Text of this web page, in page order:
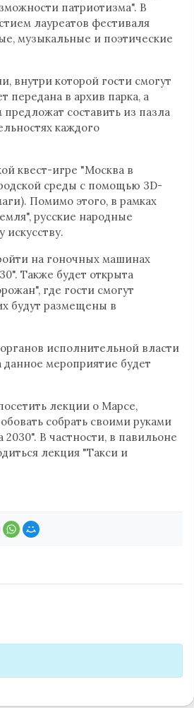
патриотизма". В
лауреатов фестиваля
музыкальные и поэтические
внутри которой гости смогут
передана в архив парка, а
составить из пазла
каждого
квест-игре "Москва в
среды с помощью 3D-
Помимо этого, в рамках
русские народные
на гоночных машинах
Также будет открыта
где гости смогут
будут размещены в
исполнительной власти
мероприятие будет
лекции о Марсе,
собрать своими руками
В частности, в павильоне
лекция "Такси и